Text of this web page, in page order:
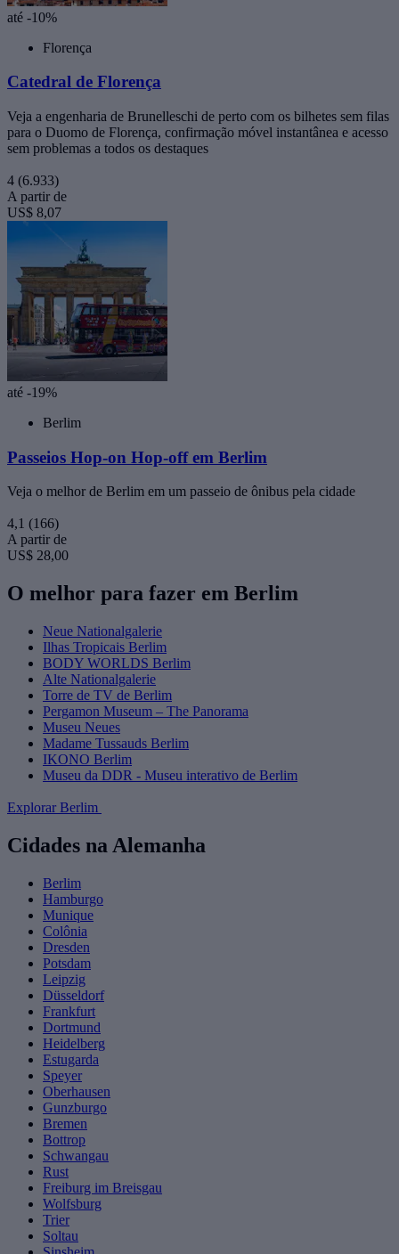
até -10%
Florença
Catedral de Florença
Veja a engenharia de Brunelleschi de perto com os bilhetes sem filas
para o Duomo de Florença, confirmação móvel instantânea e acesso
sem problemas a todos os destaques
4 (6.933)
A partir de
US$ 8,07
até -19%
Berlim
Passeios Hop-on Hop-off em Berlim
Veja o melhor de Berlim em um passeio de ônibus pela cidade
4,1 (166)
A partir de
US$ 28,00
O melhor para fazer em Berlim
Neue Nationalgalerie
Ilhas Tropicais Berlim
BODY WORLDS Berlim
Alte Nationalgalerie
Torre de TV de Berlim
Pergamon Museum – The Panorama
Museu Neues
Madame Tussauds Berlim
IKONO Berlim
Museu da DDR - Museu interativo de Berlim
Explorar Berlim
Cidades na Alemanha
Berlim
Hamburgo
Munique
Colônia
Dresden
Potsdam
Leipzig
Düsseldorf
Frankfurt
Dortmund
Heidelberg
Estugarda
Speyer
Oberhausen
Gunzburgo
Bremen
Bottrop
Schwangau
Rust
Freiburg im Breisgau
Wolfsburg
Trier
Soltau